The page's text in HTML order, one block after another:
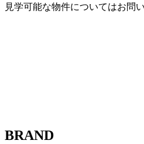
見学可能な物件についてはお問
BRAND